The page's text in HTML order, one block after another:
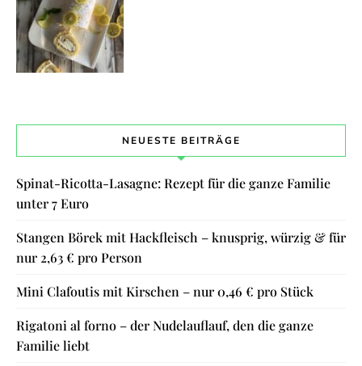
NEUESTE BEITRÄGE
Spinat-Ricotta-Lasagne: Rezept für die ganze Familie
unter 7 Euro
Stangen Börek mit Hackfleisch – knusprig, würzig & für
nur 2,63 € pro Person
Mini Clafoutis mit Kirschen – nur 0,46 € pro Stück
Rigatoni al forno – der Nudelauflauf, den die ganze
Familie liebt